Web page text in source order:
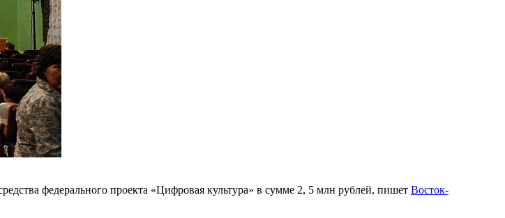
федерального проекта «Цифровая культура» в сумме 2, 5 млн рублей, пишет Восток-